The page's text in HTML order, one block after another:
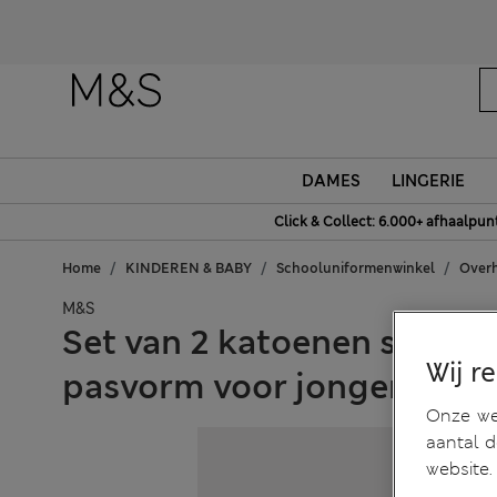
DAMES LINGERIE
Click & Collect: 6.000+
Home KINDEREN & BABY Schooluniformenwinkel
M&S
Set van 2 katoenen
pasvorm voor jongens (2-
Wij
Onze
aantal